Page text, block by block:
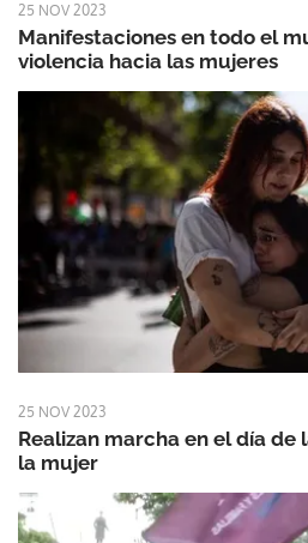
25 NOV 2023
Manifestaciones en todo el
violencia hacia las mujeres
25 NOV 2023
Realizan marcha en el día de
la mujer